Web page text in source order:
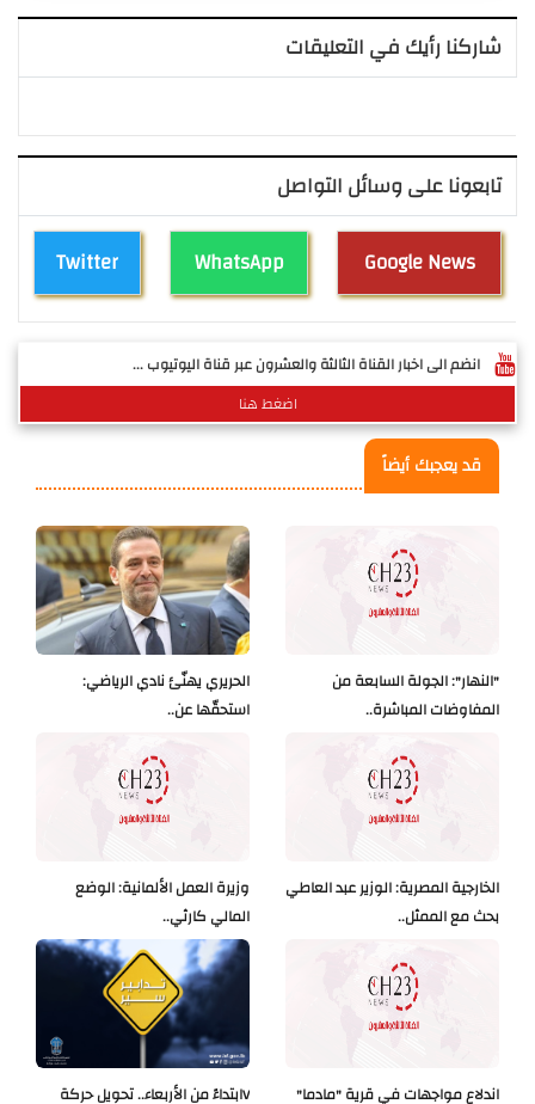
شاركنا رأيك في التعليقات
تابعونا على وسائل التواصل
Twitter WhatsApp Google News
انضم الى اخبار القناة الثالثة والعشرون عبر قناة اليوتيوب ...
اضغط هنا
قد يعجبك أيضاً
الحريري يهنّئ نادي الرياضي:
استحقّها عن..
"النهار": الجولة السابعة من
المفاوضات المباشرة..
وزيرة العمل الألمانية: الوضع
المالي كارثي..
الخارجية المصرية: الوزير عبد العاطي
بحث مع الممثل..
Vابتداءً من الأربعاء.. تحويل حركة اندلاع مواجهات في قرية "مادما"